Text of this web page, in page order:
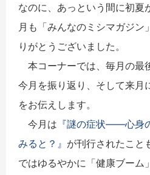
なのに、あっという間に初夏
月も「みんなのミシマガジン
りがとうございました。
本コーナーでは、毎月の最
今月を振り返り、そして来月
をお伝えします。
今月は 『謎の症状――心身
みると？』 が刊行されたこと
ではゆるやかに「健康ブーム